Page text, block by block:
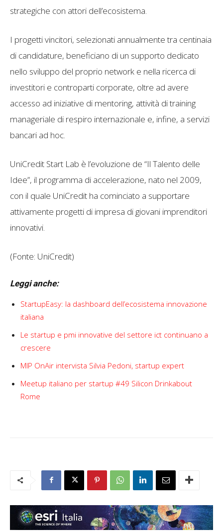
strategiche con attori dell’ecosistema.
I progetti vincitori, selezionati annualmente tra centinaia
di candidature, beneficiano di un supporto dedicato
nello sviluppo del proprio network e nella ricerca di
investitori e controparti corporate, oltre ad avere
accesso ad iniziative di mentoring, attività di training
manageriale di respiro internazionale e, infine, a servizi
bancari ad hoc.
UniCredit Start Lab è l’evoluzione de “Il Talento delle
Idee”, il programma di accelerazione, nato nel 2009,
con il quale UniCredit ha cominciato a supportare
attivamente progetti di impresa di giovani imprenditori
innovativi.
(Fonte: UniCredit)
Leggi anche:
StartupEasy: la dashboard dell’ecosistema innovazione
italiana
Le startup e pmi innovative del settore ict continuano a
crescere
MIP OnAir intervista Silvia Pedoni, startup expert
Meetup italiano per startup #49 Silicon Drinkabout
Rome